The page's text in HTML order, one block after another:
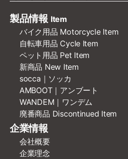
製品情報 Item
バイク用品 Motorcycle Item
自転車用品 Cycle Item
ペット用品 Pet Item
新商品 New Item
socca｜ソッカ
AMBOOT｜アンブート
WANDEM｜ワンデム
廃番商品 Discontinued Item
企業情報
会社概要
企業理念